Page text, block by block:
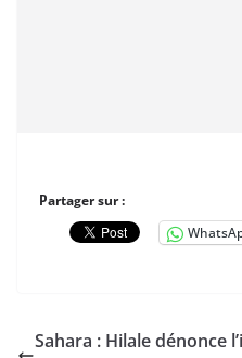
Partager sur :
Sahara : Hilale dénonce